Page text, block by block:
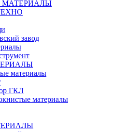
МАТЕРИАЛЫ
завод
материалы
ГКЛ
материалы